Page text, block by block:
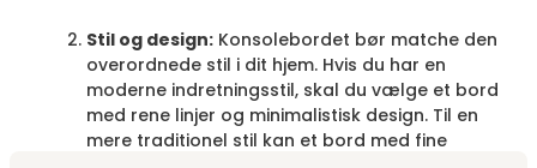
Stil og design: Konsolebordet bør matche den
overordnede stil i dit hjem. Hvis du har en
moderne indretningsstil, skal du vælge et bord
med rene linjer og minimalistisk design. Til en
mere traditionel stil kan et bord med fine